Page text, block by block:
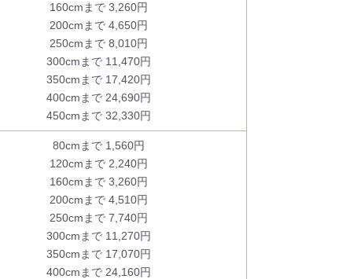
160cmまで 3,260円
200cmまで 4,650円
250cmまで 8,010円
300cmまで 11,470円
350cmまで 17,420円
400cmまで 24,690円
450cmまで 32,330円
80cmまで 1,560円
120cmまで 2,240円
160cmまで 3,260円
200cmまで 4,510円
250cmまで 7,740円
300cmまで 11,270円
350cmまで 17,070円
400cmまで 24,160円